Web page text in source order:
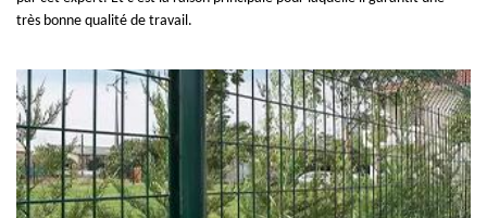
très bonne qualité de travail.